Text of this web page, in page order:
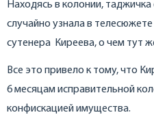
Находясь в колонии,
случайно узнала в
сутенера Киреева, о чем тут
Все это привело к тому, что
6 месяцам исправительной
конфискацией имущества.